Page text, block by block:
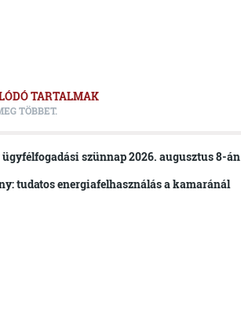
TARTALMAK
TÖBBET.
szünnap 2026. augusztus 8-án
tudatos energiafelhasználás a kamaránál